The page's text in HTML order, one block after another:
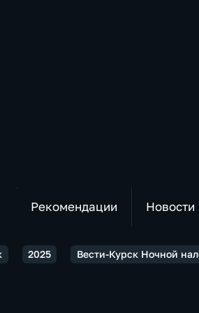
Рекомендации Новости
2025 Вести-Курск Ночной